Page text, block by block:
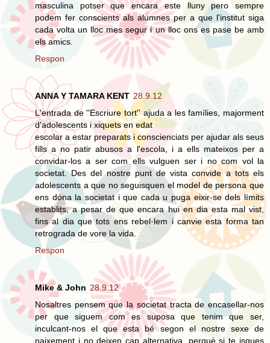
masculina potser que encara este lluny pero sempre
podem fer conscients als alumnes per a que l'institut siga
cada volta un lloc mes segur i un lloc ons es pase be amb
els amics.
Respon
ANNA Y TAMARA KENT 28.9.12
L'entrada de ''Escriure tort'' ajuda a les famílies, majorment
d'adolescents i xiquets en edat
escolar a estar preparats i conscienciats per ajudar als seus
fills a no patir abusos a l'escola, i a ells mateixos per a
convidar-los a ser com ells vulguen ser i no com vol la
societat. Des del nostre punt de vista convide a tots els
adolescents a que no seguisquen el model de persona que
ens dóna la societat i que cada u puga eixir-se dels límits
establits, a pesar de que encara hui en dia esta mal vist,
fins al dia que tots ens rebel·lem i canvie esta forma tan
retrograda de vore la vida.
Respon
Mike & John 28.9.12
Nosaltres pensem que la societat tracta de encasellar-nos
per que siguem com es suposa que tenim que ser,
inculcant-nos el que esta bé segon el nostre sexe de
naixement i no deixen cap alternativa, perquè si te isques